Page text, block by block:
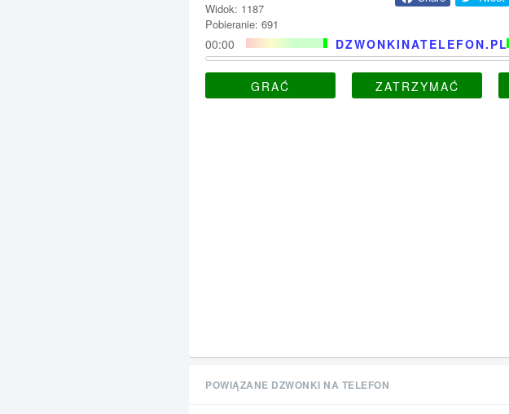
Widok: 1187
Pobieranie: 691
DZWONKINATELEFON.PL
00:00
GRAĆ ZATRZYMAĆ
POWIĄZANE DZWONKI NA TELEFON